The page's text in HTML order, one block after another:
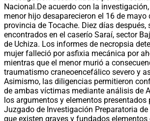
Nacional.De acuerdo con la
menor hijo desaparecieron el 16 de mayo
provincia de Tocache. Diez días después,
encontrados en el caserío Saraí, sector
de Uchiza. Los informes de necropsia
mujer falleció por asfixia mecánica por
mientras que el menor murió a
traumatismo craneoencefálico severo y
Asimismo, las diligencias permitieron
de ambas víctimas mediante análisis de
los argumentos y elementos presentados
Juzgado de Investigación Preparatoria
que existen graves y fundados